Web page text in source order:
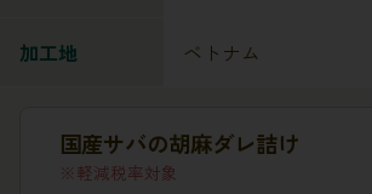
加工地 ベトナム
国産サバの胡麻ダレ詰け
軽減税率対象